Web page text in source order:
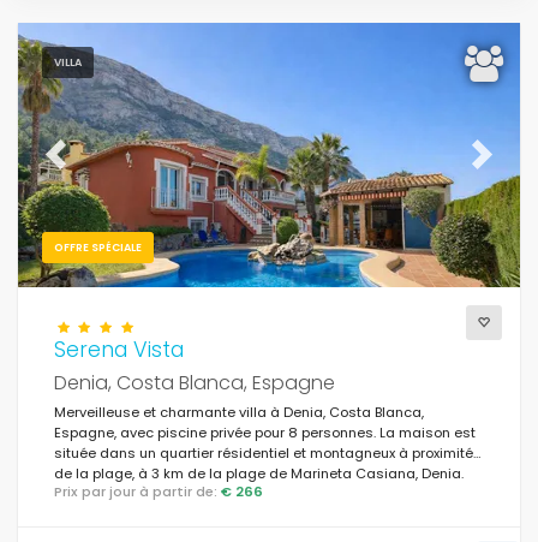
VILLA
OFFRE SPÉCIALE
Previous Next
Serena Vista
Denia, Costa Blanca, Espagne
Merveilleuse et charmante villa à Denia, Costa Blanca,
Espagne, avec piscine privée pour 8 personnes. La maison est
située dans un quartier résidentiel et montagneux à proximité
de la plage, à 3 km de la plage de Marineta Casiana, Denia.
Prix par jour à partir de: € 266